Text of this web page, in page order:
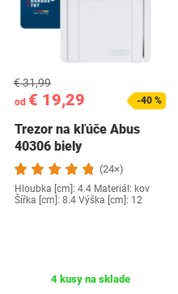
od € 19,29
€ 31,99
-40 %
Trezor na kľúče Abus
40306 biely
(24×)
Hloubka [cm]: 4.4 Materiál: kov
Šířka [cm]: 8.4 Výška [cm]: 12
4 kusy na sklade